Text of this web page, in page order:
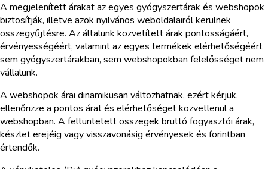
A megjelenített árakat az egyes gyógyszertárak és webshopok
biztosítják, illetve azok nyilvános weboldalairól kerülnek
összegyűjtésre. Az általunk közvetített árak pontosságáért,
érvényességéért, valamint az egyes termékek elérhetőségéért
sem gyógyszertárakban, sem webshopokban felelősséget nem
vállalunk.
A webshopok árai dinamikusan változhatnak, ezért kérjük,
ellenőrizze a pontos árat és elérhetőséget közvetlenül a
webshopban. A feltüntetett összegek bruttó fogyasztói árak,
készlet erejéig vagy visszavonásig érvényesek és forintban
értendők.